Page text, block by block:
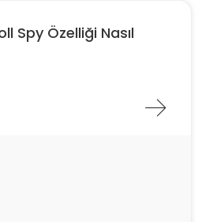
Spy Özelliği Nasıl